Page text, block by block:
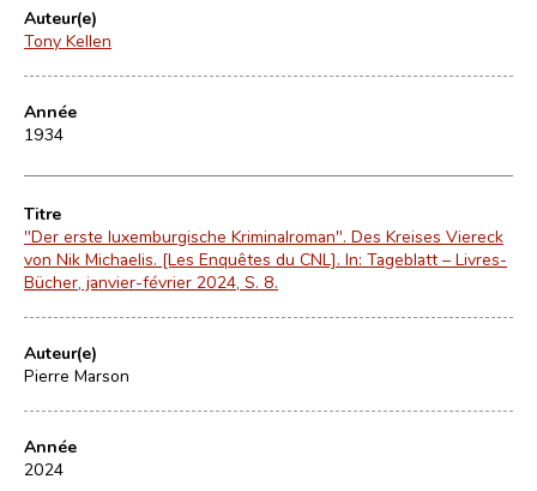
Auteur(e)
Tony Kellen
Année
1934
Titre
"Der erste luxemburgische Kriminalroman". Des Kreises Viereck
von Nik Michaelis. [Les Enquêtes du CNL]. In: Tageblatt – Livres-
Bücher, janvier-février 2024, S. 8.
Auteur(e)
Pierre Marson
Année
2024